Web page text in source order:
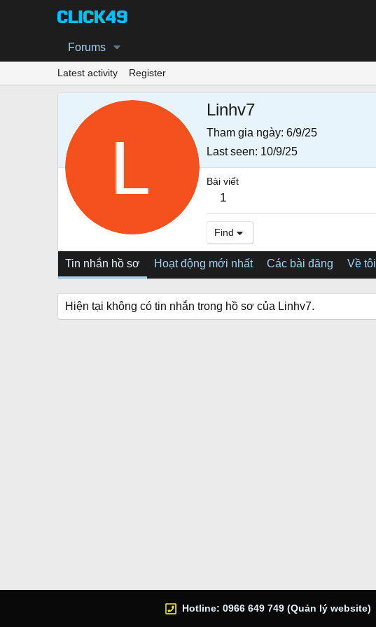
Forums
Latest activity Register
Linhv7
Tham gia ngày 6/9/25
Last seen 10/9/25
Bài viết
1
Find
Tin nhắn hồ sơ Hoạt động mới nhất Các bài đăng Về tôi
Hiện tại không có tin nhắn trong hồ sơ của Linhv7.
Hotline: 0966 649 749 (Quản lý website)